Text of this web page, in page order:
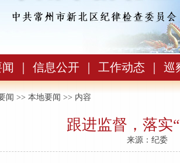
信息公开 工作动态 巡
闻 >> 本地要闻 >> 内容
跟进监督，落实
来源：纪委